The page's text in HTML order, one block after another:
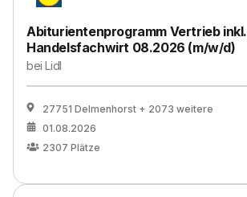
Abiturientenprogramm Vertrieb inkl.
Handelsfachwirt 08.2026 (m/w/d)
beiLidl
27751 Delmenhorst + 2073 weitere
01.08.2026
2307 Plätze